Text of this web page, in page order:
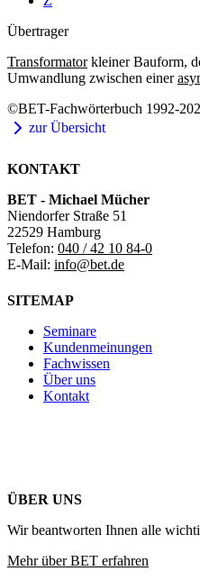
Übertrager
Transformatorkleiner Bauform,
Umwandlung zwischen einer
©BET-Fachwörterbuch 1992-
zur Übersicht
KONTAKT
BET - Michael Mücher
Niendorfer Straße 51
22529 Hamburg
Telefon: 040 / 42 10 84-0
E-Mail: info@bet.de
SITEMAP
Seminare
Kundenmeinungen
Fachwissen
Über uns
Kontakt
ÜBER UNS
Wir beantworten Ihnen alle
Mehr über BET erfahren